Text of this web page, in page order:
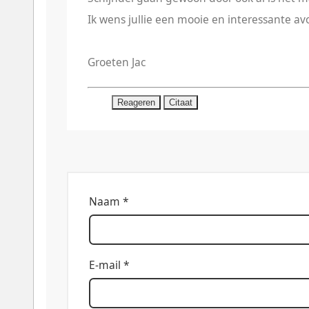
Ik wens jullie een mooie en interessante
Groeten Jac
Reageren Citaat
Naam *
E-mail *